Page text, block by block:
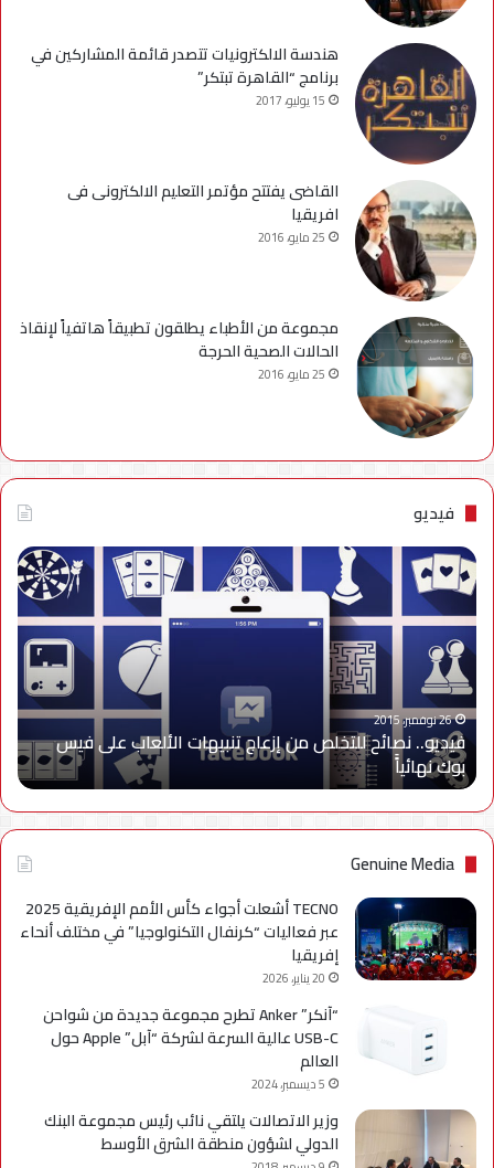
هندسة الالكترونيات تتصدر قائمة المشاركين في
برنامج “القاهرة تبتكر”
15 يوليو، 2017
القاضى يفتتح مؤتمر التعليم الالكترونى فى
افريقيا
25 مايو، 2016
مجموعة من الأطباء يطلقون تطبيقاً هاتفياً لإنقاذ
الحالات الصحية الحرجة
25 مايو، 2016
فيديو
فيديو..
نصائح
للتخلص
من
إزعاج
تنبيهات
الألعاب
على
فيس
بوك
نهائياًَ
26 نوفمبر، 2015
فيديو.. نصائح للتخلص من إزعاج تنبيهات الألعاب على فيس
بوك نهائياًَ
Genuine Media
TECNO أشعلت أجواء كأس الأمم الإفريقية 2025
عبر فعاليات “كرنفال التكنولوجيا” في مختلف أنحاء
إفريقيا
20 يناير، 2026
“آنكر” Anker تطرح مجموعة جديدة من شواحن
USB-C عالية السرعة لشركة “آبل” Apple حول
العالم
5 ديسمبر، 2024
وزير الاتصالات يلتقي نائب رئيس مجموعة البنك
الدولي لشؤون منطقة الشرق الأوسط